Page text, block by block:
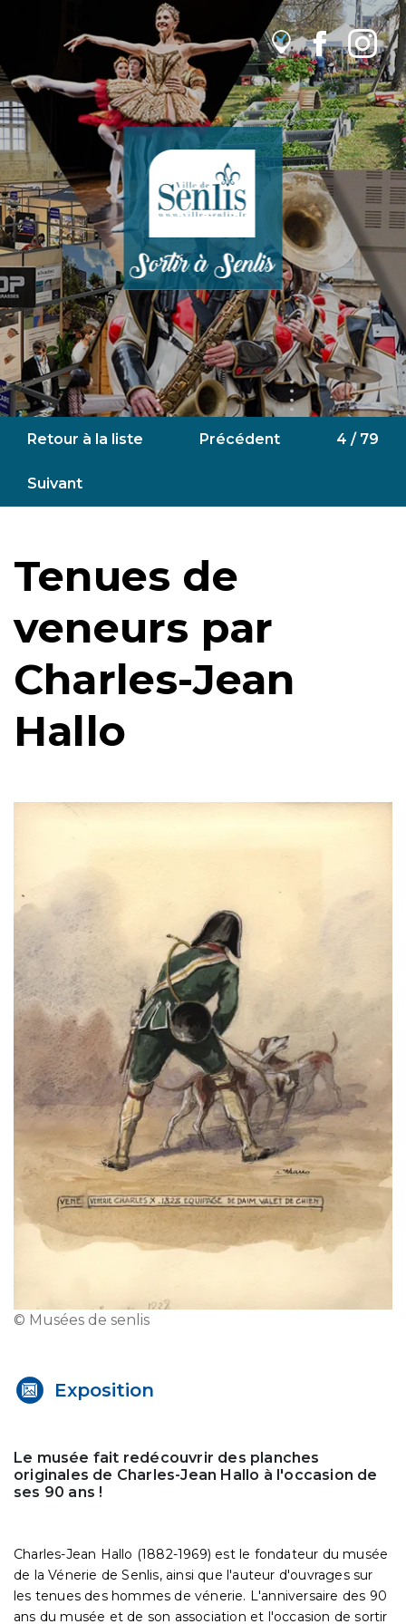
Retour à la liste Précédent 4 / 79
Suivant
Tenues de
veneurs par
Charles-Jean
Hallo
© Musées de senlis
Exposition
Le musée fait redécouvrir des planches
originales de Charles-Jean Hallo à l'occasion de
ses 90 ans !
Charles-Jean Hallo (1882-1969) est le fondateur du musée
de la Vénerie de Senlis, ainsi que l'auteur d'ouvrages sur
les tenues des hommes de vénerie. L'anniversaire des 90
ans du musée et de son association et l'occasion de sortir